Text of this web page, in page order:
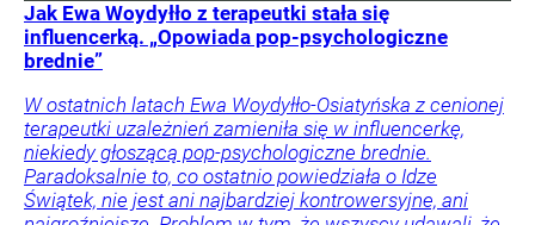
Jak Ewa Woydyłło z terapeutki stała się
influencerką. „Opowiada pop-psychologiczne
brednie”
W ostatnich latach Ewa Woydyłło-Osiatyńska z cenionej
terapeutki uzależnień zamieniła się w influencerkę,
niekiedy głoszącą pop-psychologiczne brednie.
Paradoksalnie to, co ostatnio powiedziała o Idze
Świątek, nie jest ani najbardziej kontrowersyjne, ani